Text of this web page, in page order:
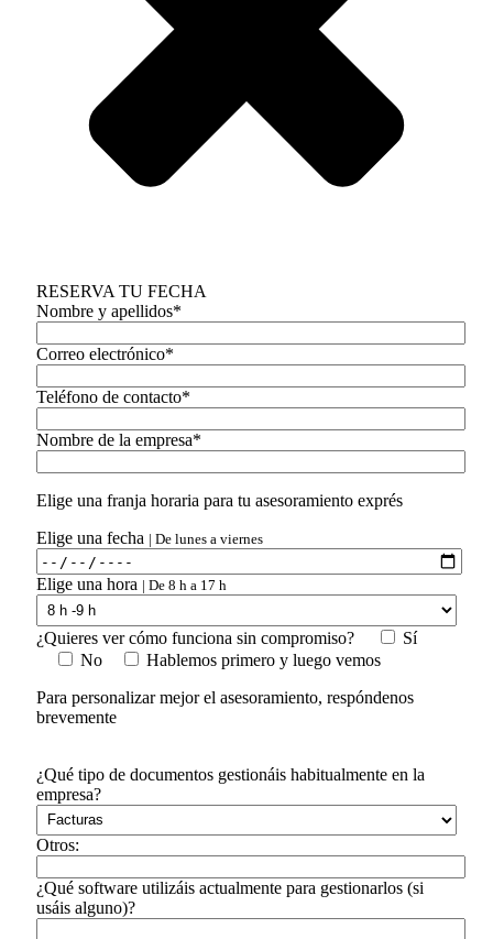
RESERVA TU FECHA
Nombre y apellidos*
Correo electrónico*
Teléfono de contacto*
Nombre de la empresa*
Elige una franja horaria para tu asesoramiento exprés
Elige una fecha | De lunes a viernes
Elige una hora | De 8 h a 17 h
¿Quieres ver cómo funciona sin compromiso?
Sí
No
Hablemos primero y luego vemos
Para personalizar mejor el asesoramiento, respóndenos
brevemente
¿Qué tipo de documentos gestionáis habitualmente en la
empresa?
Otros:
¿Qué software utilizáis actualmente para gestionarlos (si
usáis alguno)?